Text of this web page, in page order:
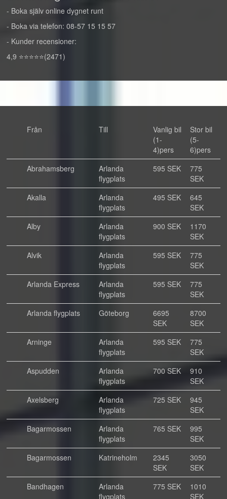
- Boka själv online dygnet runt
- Boka via telefon: 08-57 15 15 57
- Kunder recensioner:
4,9 ⭐⭐⭐⭐⭐(2471)
Från Till
Vanlig bil
(1-
4)pers
Stor bil
(5-
6)pers
Abrahamsberg
Arlanda
flygplats
595 SEK
775
SEK
Akalla
Arlanda
flygplats
495 SEK
645
SEK
Alby
Arlanda
flygplats
900 SEK
1170
SEK
Alvik
Arlanda
flygplats
595 SEK
775
SEK
Arlanda Express
Arlanda
flygplats
595 SEK
775
SEK
Arlanda flygplats
Göteborg
6695
SEK
8700
SEK
Arninge
Arlanda
flygplats
595 SEK
775
SEK
Aspudden
Arlanda
flygplats
700 SEK
910
SEK
Axelsberg
Arlanda
flygplats
725 SEK
945
SEK
Bagarmossen
Arlanda
flygplats
765 SEK
995
SEK
Bagarmossen
Katrineholm
2345
SEK
3050
SEK
Bandhagen
Arlanda
flygplats
775 SEK
1010
SEK